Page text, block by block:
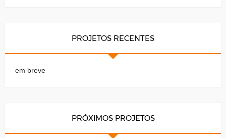
PROJETOS RECENTES
em breve
PRÓXIMOS PROJETOS